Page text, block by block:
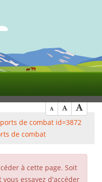
de combat
à cette page. Soit
essayez d'accéder